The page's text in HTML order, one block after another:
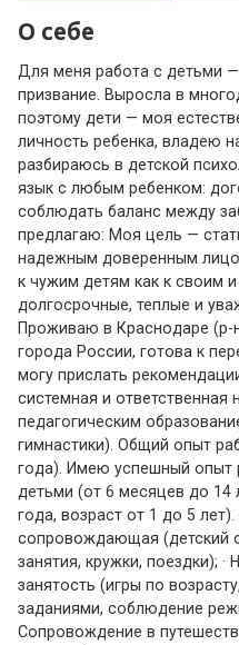
О себе
Для меня работа с детьми —
призвание. Выросла в
поэтому дети — моя
личность ребенка, владею
разбираюсь в детской
язык с любым ребенком:
соблюдать баланс между
предлагаю: Моя цель —
надежным доверенным
к чужим детям как к своим
долгосрочные, теплые и
Проживаю в Краснодаре
города России, готова к
могу прислать
системная и
педагогическим
гимнастики). Общий опыт
года). Имею успешный опыт
детьми (от 6 месяцев до 14
года, возраст от 1 до 5
сопровождающая (детский
занятия, кружки, поездки); ·
занятость (игры по
заданиями, соблюдение
Сопровождение в